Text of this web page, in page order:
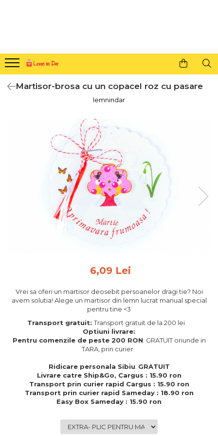
Agende din lemn
Agende 10x10
Semne de carte
Decoratiuni pentru cei dragi
Decoratiuni cu peisaje de iarna
Sosete de Craciun
Magneti de Craciun
Jucarii din lemn
Cercei din lemn
Insigne
Felicitari din lemn
Felicitari pentru cei dragi
Rame foto din lemn
Aromaterapie
Papioane din lemn
Decoratiuni pentru casa
Genti si portofele barbati din
Martisor-brosa cu un copacel roz cu pasare
lemnindar
6,09 Lei
Vrei sa oferi un martisor deosebit persoanelor dragi tie? Noi
avem solutia! Alege un martisor din lemn lucrat manual special
pentru tine <3
Transport gratuit:Transport gratuit de la 200 lei
Optiuni livrare:
Pentru comenzile de peste 200 RON: GRATUIT oriunde in
TARA, prin curier
Ridicare personala Sibiu: GRATUIT
Livrare catre Ship&Go, Cargus : 15.90 ron
Transport prin curier rapid Cargus : 15.90 ron
Transport prin curier rapid Sameday : 18.90 ron
Easy Box Sameday : 15.90 ron